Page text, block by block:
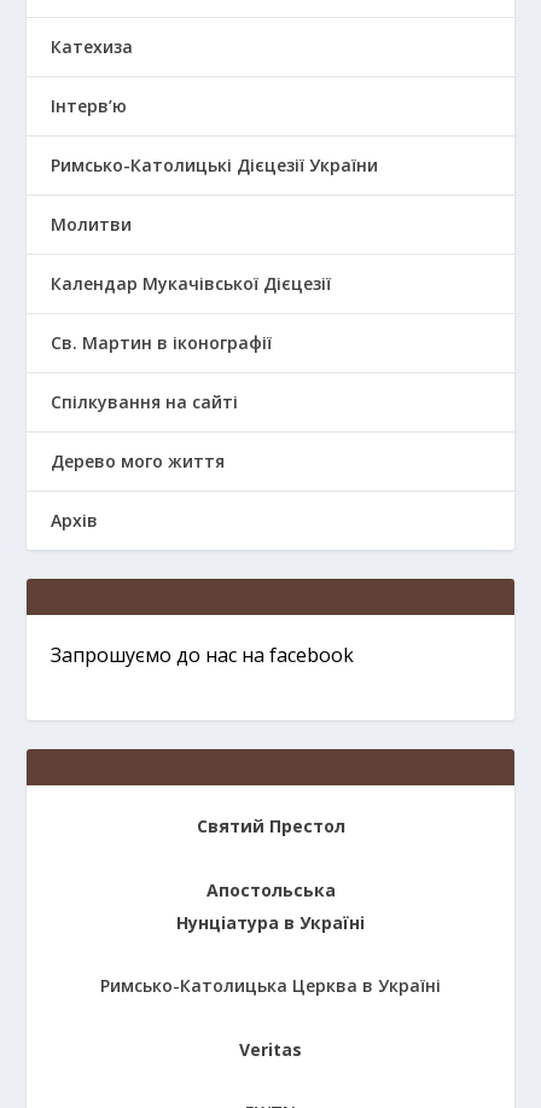
Катехиза
Інтерв’ю
Римсько-Католицькі Дієцезії України
Молитви
Календар Мукачівської Дієцезії
Св. Мартин в іконографії
Спілкування на сайті
Дерево мого життя
Архів
Запрошуємо до нас на facebook
Святий Престол
Апостольська
Нунціатура в Україні
Римсько-Католицька Церква в Україні
Veritas